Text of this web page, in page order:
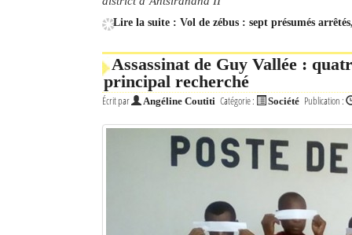
Lire la suite : Vol de zébus : sept présumés
Assassinat de Guy Vallée :
principal recherché
Écrit par Angéline Coutiti Catégorie : Société Publication :